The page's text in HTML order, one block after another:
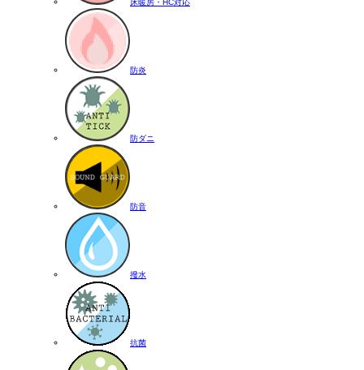
床暖房・HC対応
防炎
防ダニ
防音
撥水
抗菌